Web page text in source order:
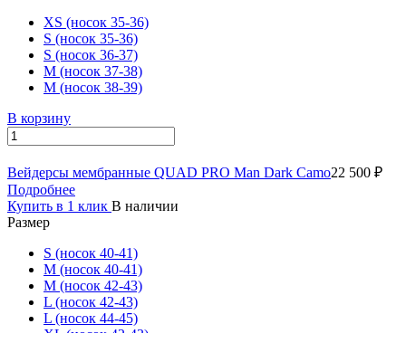
XS (носок 35-36)
S (носок 35-36)
S (носок 36-37)
M (носок 37-38)
M (носок 38-39)
В корзину
Вейдерсы мембранные QUAD PRO Man Dark Camo22 500 ₽
Подробнее
Купить в 1 клик В наличии
Размер
S (носок 40-41)
M (носок 40-41)
M (носок 42-43)
L (носок 42-43)
L (носок 44-45)
XL (носок 42-43)